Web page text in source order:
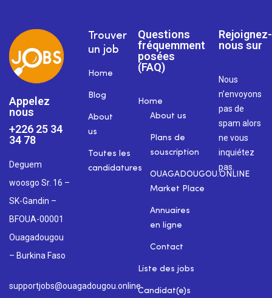
Appelez
nous
+226 25 34
34 78
Deguem
woosgo Sr. 16 –
SK-Gandin –
BFOUA-00001
Ouagadougou
– Burkina Faso
supportjobs@ouagadougou.online
Trouver
un job
Home
Blog
About
us
Toutes les
candidatures
Questions
fréquemment
posées
(FAQ)
Home
About us
Plans de
souscription
OUAGADOUGOU.ONLINE
Market Place
Annuaires
en ligne
Contact
Liste des jobs
Candidat(e)s
Rejoignez-
nous sur
Nous
n’envoyons
pas de
spam alors
ne vous
inquiétez
pas.